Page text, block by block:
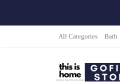
All Categories Bath